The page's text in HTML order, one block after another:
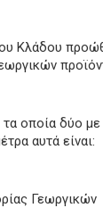
Κλάδου
οποία δύο με
αυτά είναι:
Γεωργικών